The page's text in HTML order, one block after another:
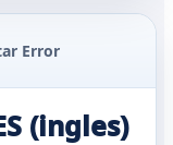
Error
(ingles)